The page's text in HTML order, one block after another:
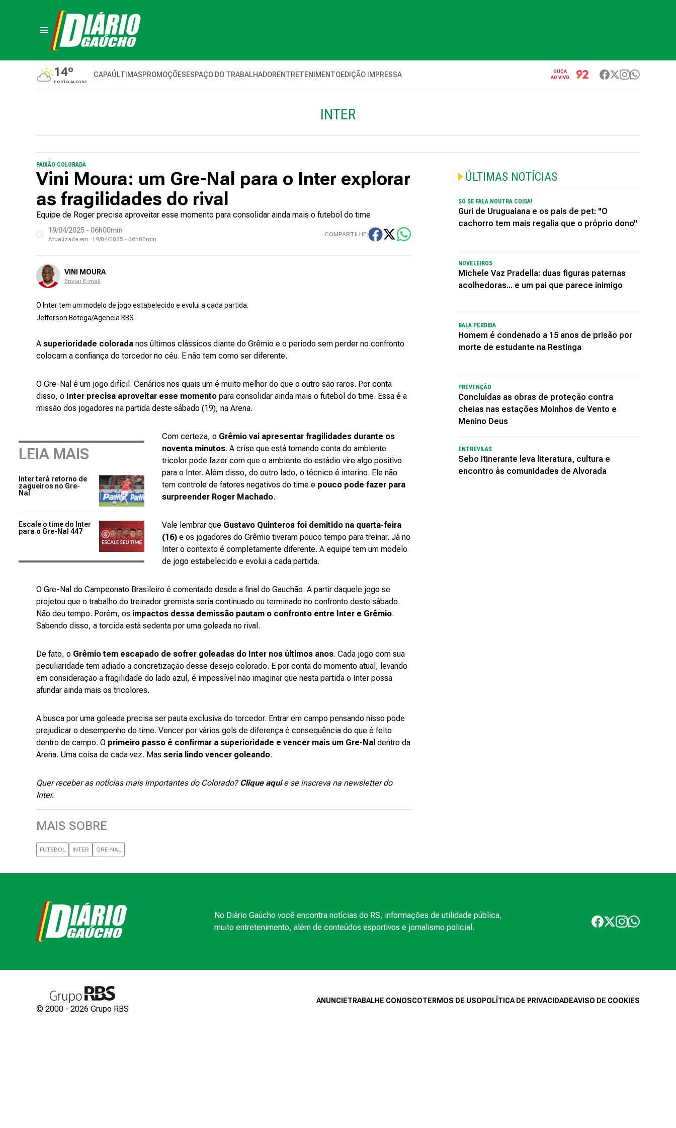
14º
PORTO ALEGRE
CAPAÚLTIMASPROMOÇÕESESPAÇO DO TRABALHADORENTRETENIMENTOEDIÇÃO IMPRESSA
OUÇA
AO VIVO
INTER
PAIXÃO COLORADA
Vini Moura: um Gre-Nal para o Inter explorar
as fragilidades do rival
Equipe de Roger precisa aproveitar esse momento para consolidar ainda mais o futebol do time
19/04/2025 - 06h00min
Atualizada em: 19/04/2025 - 06h00min
COMPARTILHE:
VINI MOURA
Enviar E-mail
O Inter tem um modelo de jogo estabelecido e evolui a cada partida.
Jefferson Botega/Agencia RBS
A superioridade colorada nos últimos clássicos diante do Grêmio e o período sem perder no confronto
colocam a confiança do torcedor no céu. E não tem como ser diferente.
O Gre-Nal é um jogo difícil. Cenários nos quais um é muito melhor do que o outro são raros. Por conta
disso, o Inter precisa aproveitar esse momento para consolidar ainda mais o futebol do time. Essa é a
missão dos jogadores na partida deste sábado (19), na Arena.
LEIA MAIS
Inter terá retorno de
zagueiros no Gre-
Nal
Escale o time do Inter
para o Gre-Nal 447
Com certeza, o Grêmio vai apresentar fragilidades durante os
noventa minutos. A crise que está tomando conta do ambiente
tricolor pode fazer com que o ambiente do estádio vire algo positivo
para o Inter. Além disso, do outro lado, o técnico é interino. Ele não
tem controle de fatores negativos do time e pouco pode fazer para
surpreender Roger Machado.
Vale lembrar que Gustavo Quinteros foi demitido na quarta-feira
(16) e os jogadores do Grêmio tiveram pouco tempo para treinar. Já no
Inter o contexto é completamente diferente. A equipe tem um modelo
de jogo estabelecido e evolui a cada partida.
O Gre-Nal do Campeonato Brasileiro é comentado desde a final do Gauchão. A partir daquele jogo se
projetou que o trabalho do treinador gremista seria continuado ou terminado no confronto deste sábado.
Não deu tempo. Porém, os impactos dessa demissão pautam o confronto entre Inter e Grêmio.
Sabendo disso, a torcida está sedenta por uma goleada no rival.
De fato, o Grêmio tem escapado de sofrer goleadas do Inter nos últimos anos. Cada jogo com sua
peculiaridade tem adiado a concretização desse desejo colorado. E por conta do momento atual, levando
em consideração a fragilidade do lado azul, é impossível não imaginar que nesta partida o Inter possa
afundar ainda mais os tricolores.
A busca por uma goleada precisa ser pauta exclusiva do torcedor. Entrar em campo pensando nisso pode
prejudicar o desempenho do time. Vencer por vários gols de diferença é consequência do que é feito
dentro de campo. O primeiro passo é confirmar a superioridade e vencer mais um Gre-Nal dentro da
Arena. Uma coisa de cada vez. Mas seria lindo vencer goleando.
Quer receber as notícias mais importantes do Colorado? Clique aquie se inscreva na newsletter do
Inter.
MAIS SOBRE
FUTEBOL INTER GRE-NAL
ÚLTIMAS NOTÍCIAS
SÓ SE FALA NOUTRA COISA!
Guri de Uruguaiana e os pais de pet: "O
cachorro tem mais regalia que o próprio dono"
NOVELEIROS
Michele Vaz Pradella: duas figuras paternas
acolhedoras... e um pai que parece inimigo
BALA PERDIDA
Homem é condenado a 15 anos de prisão por
morte de estudante na Restinga
PREVENÇÃO
Concluídas as obras de proteção contra
cheias nas estações Moinhos de Vento e
Menino Deus
ENTREVILAS
Sebo Itinerante leva literatura, cultura e
encontro às comunidades de Alvorada
No Diário Gaúcho você encontra notícias do RS, informações de utilidade pública,
muito entretenimento, além de conteúdos esportivos e jornalismo policial.
ANUNCIETRABALHE CONOSCOTERMOS DE USO POLÍTICA DE PRIVACIDADEAVISO DE COOKIES
© 2000 - 2026 Grupo RBS